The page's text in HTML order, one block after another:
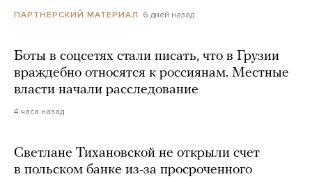
ПАРТНЕРСКИЙ МАТЕРИАЛ 6 дней назад
Боты в соцсетях стали писать, что в Грузии
враждебно относятся к россиянам. Местные
власти начали расследование
4 часа назад
Светлане Тихановской не открыли счет
в польском банке из-за просроченного